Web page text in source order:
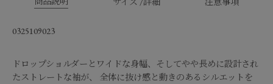
0325109023
ドロップショルダーとワイドな身幅、そしてやや長めに設計され
たストレートな袖が、 全体に抜け感と動きのあるシルエットを